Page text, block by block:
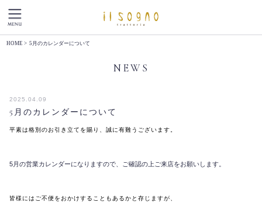
HOME > 5月のカレンダーについて
NEWS
2025.04.09
5月のカレンダーについて
平素は格別のお引き立てを賜り、誠に有難うございます。
5月の営業カレンダーになりますので、ご確認の上ご来店をお願いします。
皆様にはご不便をおかけすることもあるかと存じますが、